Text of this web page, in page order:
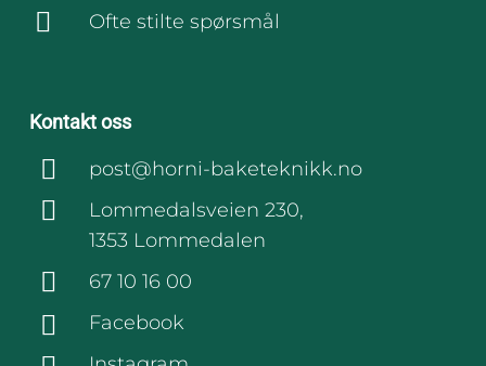
Ofte stilte spørsmål
Kontakt oss
post@horni-baketeknikk.no
Lommedalsveien 230,
1353 Lommedalen
67 10 16 00
Facebook